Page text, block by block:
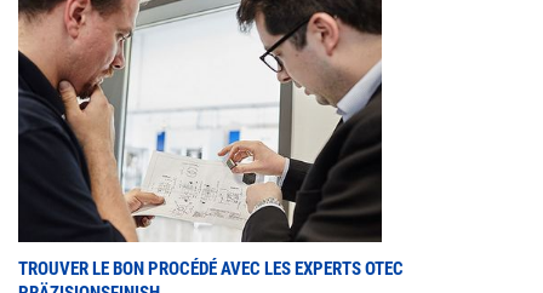
TROUVER LE BON PROCÉDÉ AVEC LES EXPERTS OTEC